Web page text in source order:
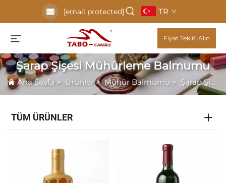
[email protected] TR
Fiyat Teklifi Alın
Şarap Şişesi Mühürleme Balmumu
Ana Sayfa> Ürünler>Mühür Balmumu > Şarap Şişesi Mühürleme Balmumu
TÜM ÜRÜNLER